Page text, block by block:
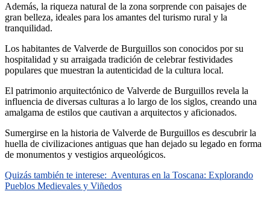
Además, la riqueza natural de la zona sorprende con paisajes de
gran belleza, ideales para los amantes del turismo rural y la
tranquilidad.
Los habitantes de Valverde de Burguillos son conocidos por su
hospitalidad y su arraigada tradición de celebrar festividades
populares que muestran la autenticidad de la cultura local.
El patrimonio arquitectónico de Valverde de Burguillos revela la
influencia de diversas culturas a lo largo de los siglos, creando una
amalgama de estilos que cautivan a arquitectos y aficionados.
Sumergirse en la historia de Valverde de Burguillos es descubrir la
huella de civilizaciones antiguas que han dejado su legado en forma
de monumentos y vestigios arqueológicos.
Quizás también te interese: Aventuras en la Toscana: Explorando
Pueblos Medievales y Viñedos